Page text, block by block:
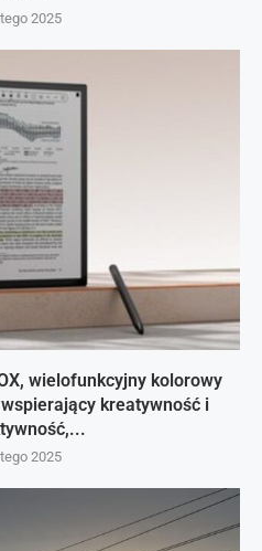
2025
wielofunkcyjny kolorowy
kreatywność i
2025